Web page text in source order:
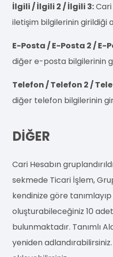
İlgili / İlgili 2 / İlgili 3:Cari
iletişim bilgilerinin girildiği
E-Posta / E-Posta 2 / E-
diğer e-posta bilgilerinin
Telefon / Telefon 2 /
diğer telefon bilgilerinin
DİĞER
Cari Hesabın
sekmede Ticari İşlem,
kendinize göre
oluşturabileceğiniz 10 adet
bulunmaktadır. Tanımlı
yeniden adlandırabilirsiniz.